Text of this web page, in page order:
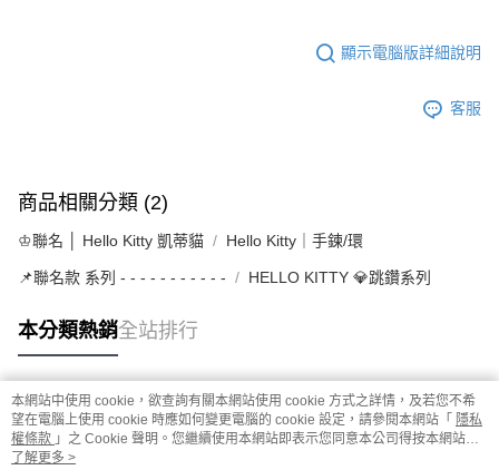
顯示電腦版詳細說明
客服
商品相關分類 (2)
♔聯名 │ Hello Kitty 凱蒂貓 Hello Kitty｜手鍊/環
📌聯名款 系列 - - - - - - - - - - - HELLO KITTY 💎跳鑽系列
本分類熱銷全站排行
熱門標籤
本網站中使用 cookie，欲查詢有關本網站使用 cookie 方式之詳情，及若您不希
望在電腦上使用 cookie 時應如何變更電腦的 cookie 設定，請參閱本網站「 隱私
權條款 」之 Cookie 聲明。您繼續使用本網站即表示您同意本公司得按本網站使
用條款之 Cookie 聲明使用 cookie。
了解更多 >